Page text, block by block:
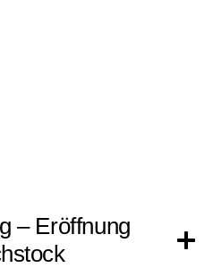
– Eröffnung